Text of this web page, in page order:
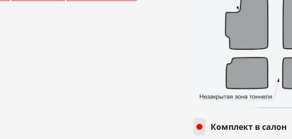
Комплект в салон